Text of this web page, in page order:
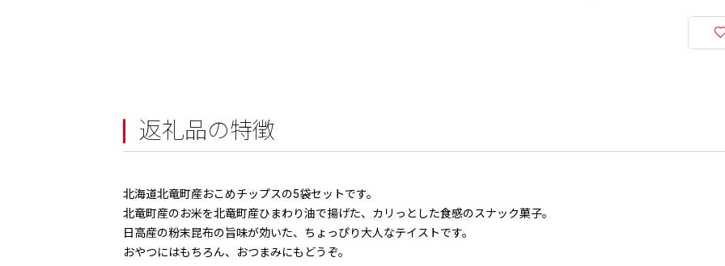
返礼品の特徴
北海道北竜町産おこめチップスの5袋セットです。
北竜町産のお米を北竜町産ひまわり油で揚げた、カリっとした食感のスナック菓子。
日高産の粉末昆布の旨味が効いた、ちょっぴり大人なテイストです。
おやつにはもちろん、おつまみにもどうぞ。